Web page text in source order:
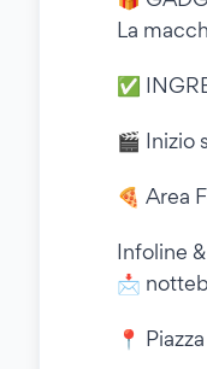
La
✅
🎬 Inizio
🍕 Area
Infoline
📩
📍